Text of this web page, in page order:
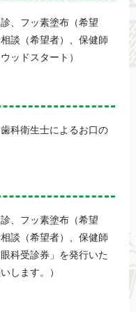
、フッ素塗布（希望
談（希望者）、保健師
ッドスタート）
科衛生士によるお口の
、フッ素塗布（希望
談（希望者）、保健師
科受診券」を発行いた
します。）